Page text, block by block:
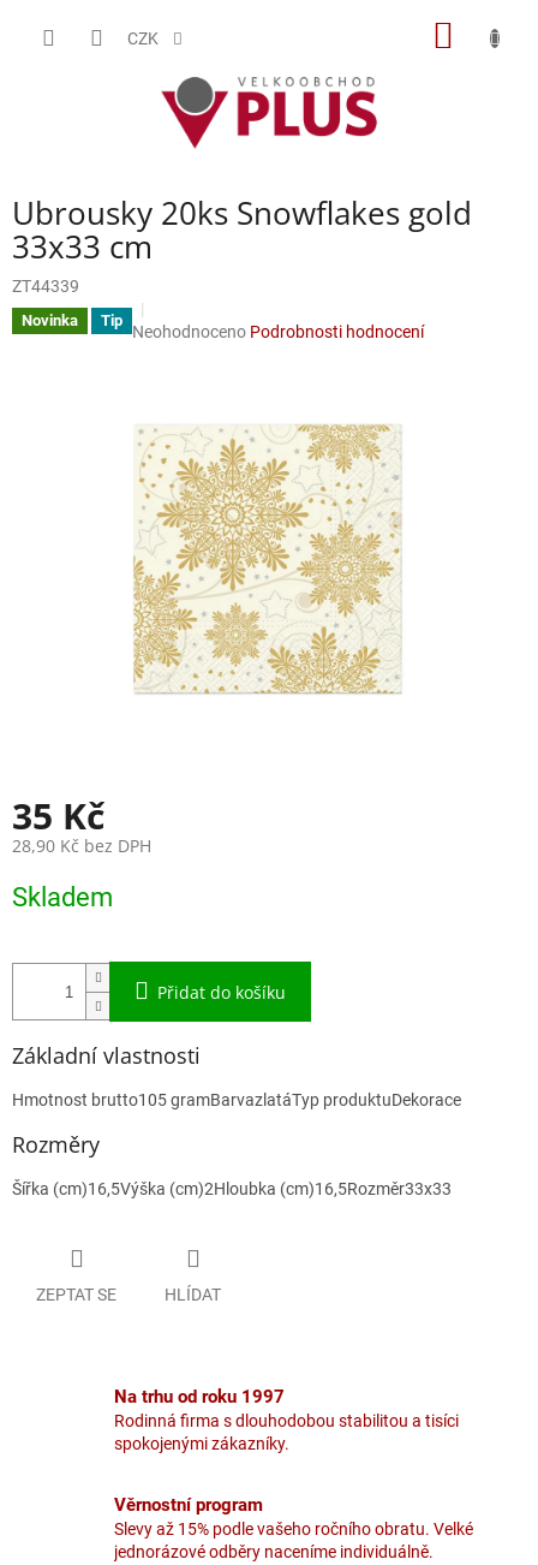
CZK
Ubrousky 20ks Snowflakes gold
33x33 cm
ZT44339
Novinka Tip
Průměrné
0,0
z
5
hvězdiček.
Neohodnoceno Podrobnosti hodnocení
35 Kč
28,90 Kč bez DPH
cena:
Skladem
Přidat do košíku
Základní vlastnosti
Hmotnost brutto105gramBarvazlatáTyp produktuDekorace
Rozměry
Šířka (cm)16,5Výška (cm)2Hloubka (cm)16,5Rozměr33x33
ZEPTAT SE HLÍDAT
Na trhu od roku 1997
Rodinná firma s dlouhodobou stabilitou a tisíci
spokojenými zákazníky.
Věrnostní program
Slevy až 15% podle vašeho ročního obratu. Velké
jednorázové odběry naceníme individuálně.